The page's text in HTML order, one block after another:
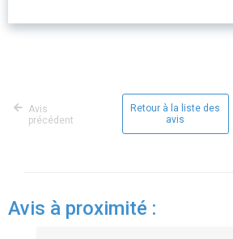
Avis
précédent
Retour à la liste des
avis
Avis à proximité :